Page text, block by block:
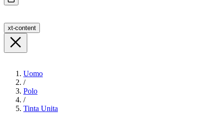
xt-content
Uomo
/
Polo
/
Tinta Unita